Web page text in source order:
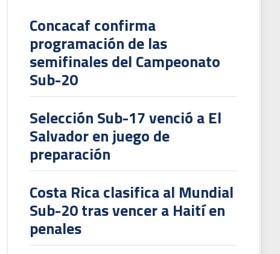
Concacaf confirma
programación de las
semifinales del Campeonato
Sub-20
Selección Sub-17 venció a El
Salvador en juego de
preparación
Costa Rica clasifica al Mundial
Sub-20 tras vencer a Haití en
penales